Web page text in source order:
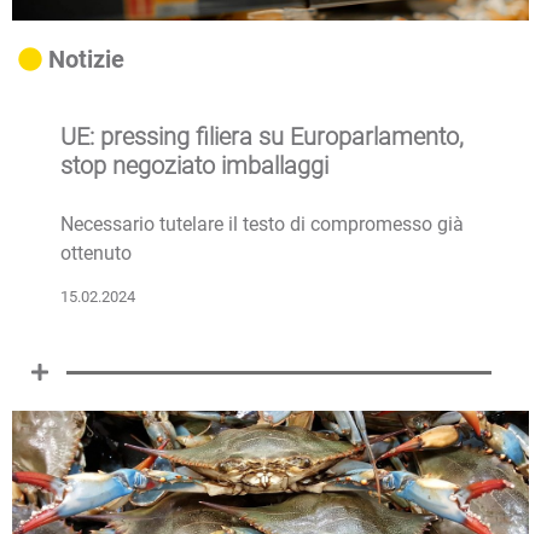
Notizie
UE: pressing filiera su Europarlamento,
stop negoziato imballaggi
Necessario tutelare il testo di compromesso già
ottenuto
15.02.2024